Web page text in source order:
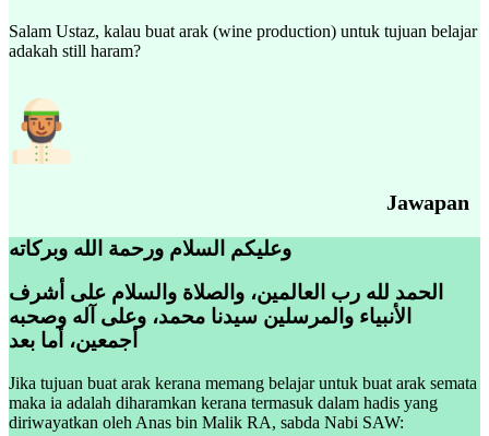
Salam Ustaz, kalau buat arak (wine production) untuk tujuan belajar
adakah still haram?
Jawapan
وعليكم السلام ورحمة الله وبركاته
الحمد لله رب العالمين، والصلاة والسلام على أشرف
الأنبياء والمرسلين سيدنا محمد، وعلى آله وصحبه
أجمعين، أما بعد
Jika tujuan buat arak kerana memang belajar untuk buat arak semata
maka ia adalah diharamkan kerana termasuk dalam hadis yang
diriwayatkan oleh Anas bin Malik RA, sabda Nabi SAW: